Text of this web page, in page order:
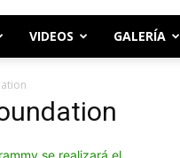
VIDEOS GALERÍA